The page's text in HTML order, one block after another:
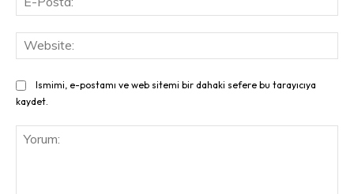
Ismimi, e-postamı ve web sitemi bir dahaki sefere bu tarayıcıya
kaydet.